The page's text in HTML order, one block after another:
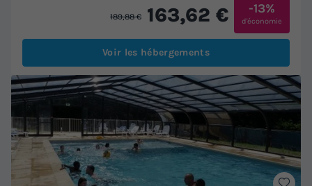
189,88 € 163,62 € -13%
d'économie
Voir les hébergements